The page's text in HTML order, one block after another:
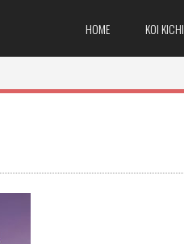
HOME KOI KICHI